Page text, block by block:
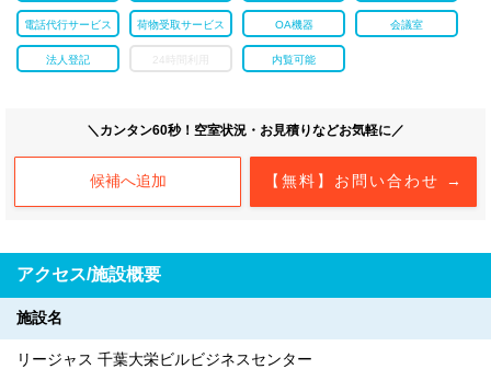
電話代行サービス 荷物受取サービス OA機器 会議室
法人登記 24時間利用 内覧可能
＼カンタン60秒！空室状況・お見積りなどお気軽に／
【無料】お問い合わせ →
候補へ追加
アクセス/施設概要
施設名
リージャス 千葉大栄ビルビジネスセンター